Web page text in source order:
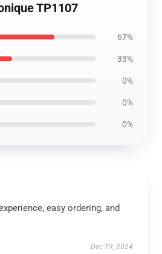
TP1107
67%
33%
0%
0%
0%
easy ordering, and
Dec 19, 2024